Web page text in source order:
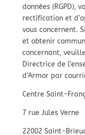
données (RGPD),
rectification et
vous concernent.
et obtenir
concernant,
Directrice de
d’Armor par
Centre Saint-
7 rue Jules Verne
22002 Saint-